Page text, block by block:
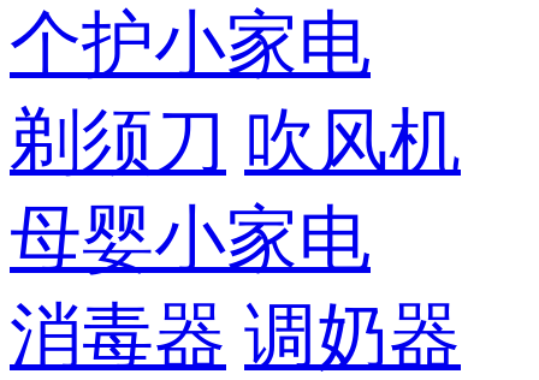
个护小家电
剃须刀 吹风机
母婴小家电
消毒器 调奶器